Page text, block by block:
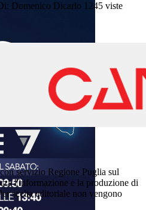
Domenico Dicarlo 1245 viste
servizio Regione Puglia sul
l'informazione e la produzione di
scelta editoriale non vengono